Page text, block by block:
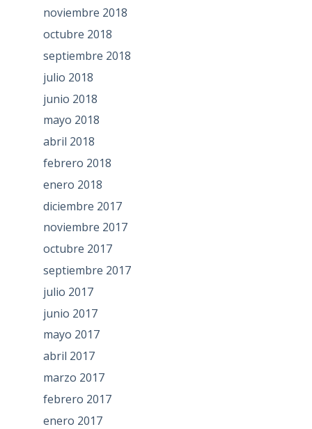
noviembre 2018
octubre 2018
septiembre 2018
julio 2018
junio 2018
mayo 2018
abril 2018
febrero 2018
enero 2018
diciembre 2017
noviembre 2017
octubre 2017
septiembre 2017
julio 2017
junio 2017
mayo 2017
abril 2017
marzo 2017
febrero 2017
enero 2017